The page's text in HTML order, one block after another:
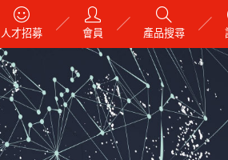
人才招募 會員 產品搜尋